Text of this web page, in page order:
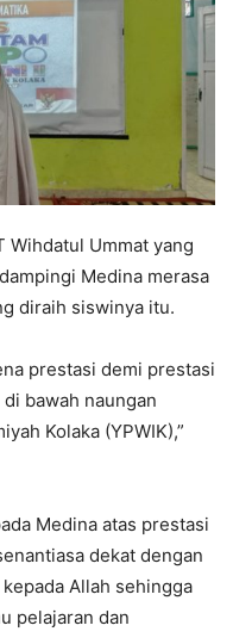
Wihdatul Ummat yang
Medina merasa
diraih siswinya itu.
prestasi demi prestasi
bawah naungan
Kolaka (YPWIK),”
Medina atas prestasi
dekat dengan
Allah sehingga
pelajaran dan